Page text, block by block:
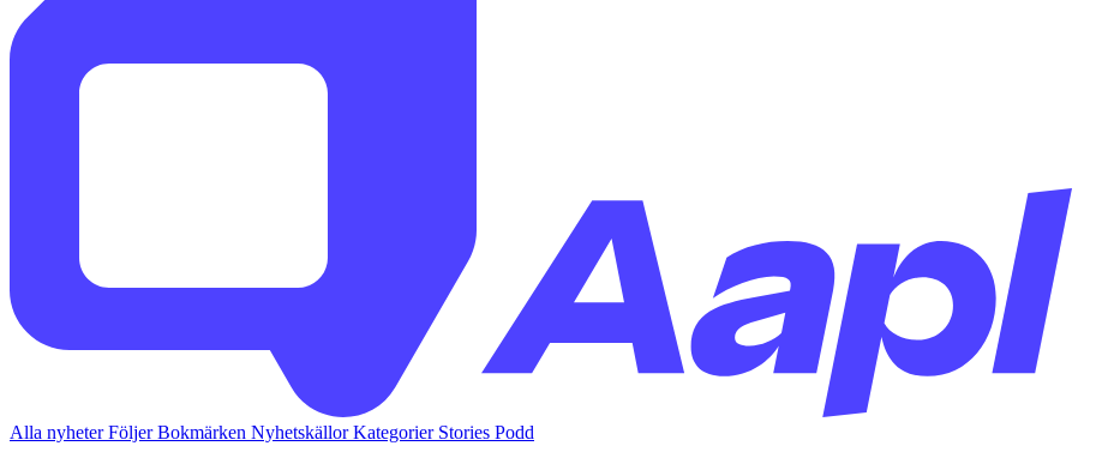
Alla nyheterFöljerBokmärken NyhetskällorKategorier Stories Podd